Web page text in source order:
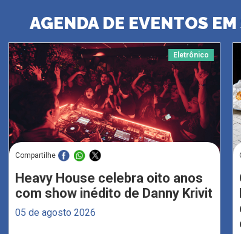
AGENDA DE EVENTOS
Eletrônico
Compartilhe
Heavy House celebra oito anos
com show inédito de Danny Krivit
05 de agosto 2026